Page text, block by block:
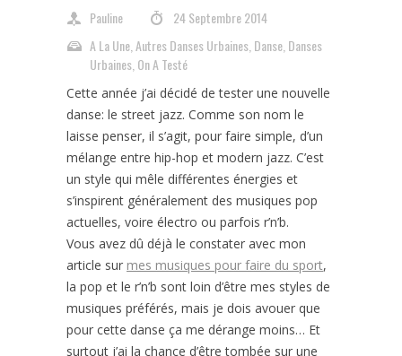
Pauline
24 Septembre 2014
A La Une Autres Danses Urbaines Danse Danses
Urbaines On A Testé
Cette année j’ai décidé de tester une nouvelle
danse: le street jazz. Comme son nom le
laisse penser, il s’agit, pour faire simple, d’un
mélange entre hip-hop et modern jazz. C’est
un style qui mêle différentes énergies et
s’inspirent généralement des musiques pop
actuelles, voire électro ou parfois r’n’b.
Vous avez dû déjà le constater avec mon
article sur mes musiques pour faire du sport,
la pop et le r’n’b sont loin d’être mes styles de
musiques préférés, mais je dois avouer que
pour cette danse ça me dérange moins… Et
surtout j’ai la chance d’être tombée sur une